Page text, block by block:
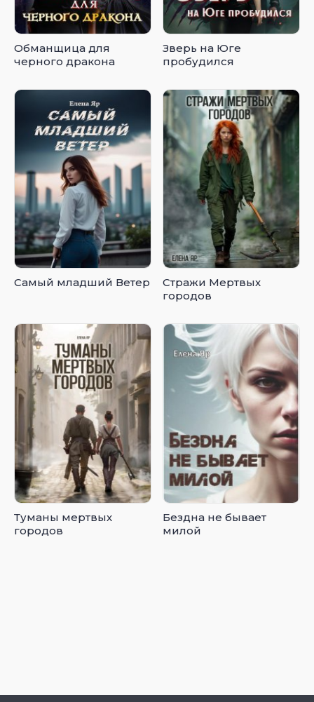
Обманщица для
черного дракона
Зверь на Юге
пробудился
Самый младший Ветер
Стражи Мертвых
городов
Туманы мертвых
городов
Бездна не бывает
милой